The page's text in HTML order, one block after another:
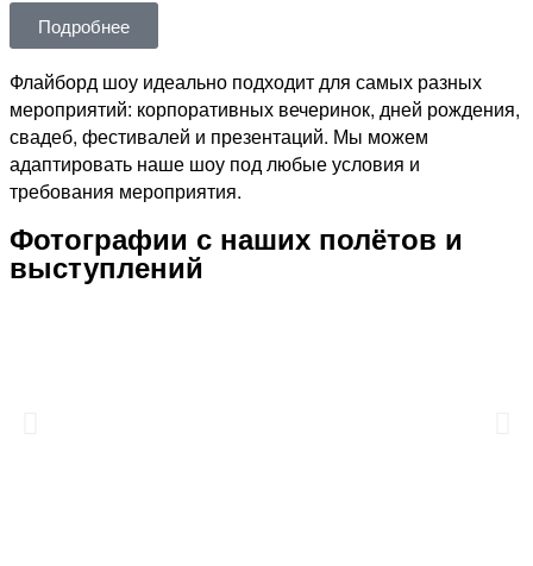
Подробнее
Флайборд шоу идеально подходит для самых разных
мероприятий: корпоративных вечеринок, дней рождения,
свадеб, фестивалей и презентаций. Мы можем
адаптировать наше шоу под любые условия и
требования мероприятия.
Фотографии с наших полётов и
выступлений